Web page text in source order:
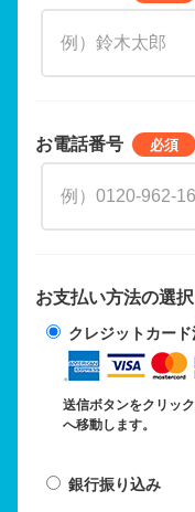
お電話番号
お支払い方法の選択
クレジットカー
送信ボタンをクリッ
へ移動します。
銀行振り込み